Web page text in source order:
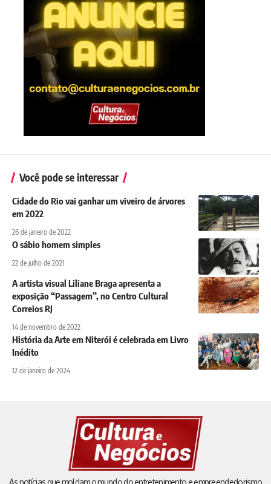
Você pode se interessar
Cidade do Rio vai ganhar um viveiro de árvores
em 2022
26 de janeiro de 2022
O sábio homem simples
22 de julho de 2021
A artista visual Liliane Braga apresenta a
exposição “Passagem”, no Centro Cultural
Correios RJ
14 de novembro de 2022
História da Arte em Niterói é celebrada em Livro
Inédito
12 de janeiro de 2024
As notícias que moldam o mundo do entretenimento e empreendedorismo